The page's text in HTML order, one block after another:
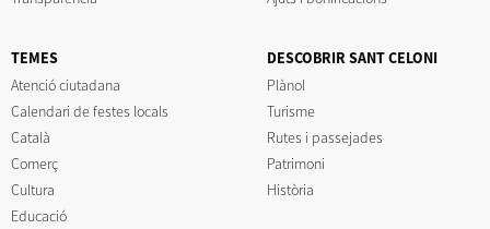
TEMES
Atenció ciutadana
Calendari de festes locals
Català
Comerç
Cultura
Educació
DESCOBRIR SANT CELONI
Plànol
Turisme
Rutes i passejades
Patrimoni
Història